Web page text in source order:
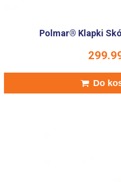
Polmar® Klapki
Do